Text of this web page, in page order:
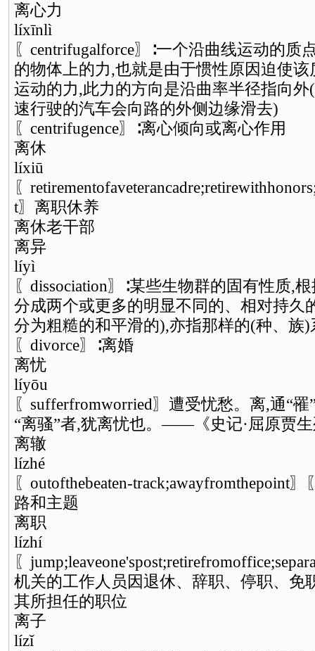
离心力
líxīnlì
〖centrifugalforce〗∶一个沿曲线运动的质
的物体上的力,也就是由于惯性原因迫使
运动的力,此力的方向是沿曲率半径指向
速行驶的汽车会向路的外侧边缘滑去)
〖centrifugence〗∶离心倾向或离心作用
离休
líxiū
〖
t〗离职休养
离休老干部
离异
líyì
〖dissociation〗∶某些生物群的固有性质,
分成两个或更多的明显不同的、相对持久
分为粗糙的和平滑的),亦指那样的(种、族)
〖divorce〗∶离婚
离忧
líyōu
〖sufferfromworried〗遭受忧愁。离,通“罹
“离骚”者,犹离忧也。——《史记·屈原贾
离辙
lízhé
〖outofthebeaten-track;awayfromthepoint
路和主题
离职
lízhí
〖
机关的工作人员因退休、辞职、停职、免
其所担任的职位
离子
lízǐ